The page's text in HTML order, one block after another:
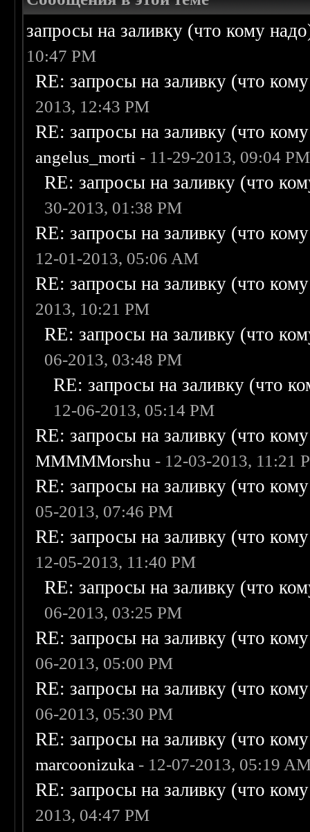
запросы на заливку (что кому
10:47 PM
RE: запросы на заливку (что
2013, 12:43 PM
RE: запросы на заливку (что
angelus_morti - 11-29-2013, 09:04 PM
RE: запросы на заливку (что
30-2013, 01:38 PM
RE: запросы на заливку (что
12-01-2013, 05:06 AM
RE: запросы на заливку (что
2013, 10:21 PM
RE: запросы на заливку (что
06-2013, 03:48 PM
RE: запросы на заливку (что
12-06-2013, 05:14 PM
RE: запросы на заливку (что
MMMMMorshu - 12-03-2013, 11:21
RE: запросы на заливку (что
05-2013, 07:46 PM
RE: запросы на заливку (что
12-05-2013, 11:40 PM
RE: запросы на заливку (что
06-2013, 03:25 PM
RE: запросы на заливку (что
06-2013, 05:00 PM
RE: запросы на заливку (что
06-2013, 05:30 PM
RE: запросы на заливку (что
marcoonizuka - 12-07-2013, 05:19
RE: запросы на заливку (что
2013, 04:47 PM